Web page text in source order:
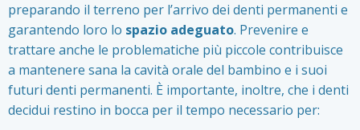
preparando il terreno per l’arrivo dei denti permanenti e
garantendo loro lo spazio adeguato. Prevenire e
trattare anche le problematiche più piccole contribuisce
a mantenere sana la cavità orale del bambino e i suoi
futuri denti permanenti. È importante, inoltre, che i denti
decidui restino in bocca per il tempo necessario per: